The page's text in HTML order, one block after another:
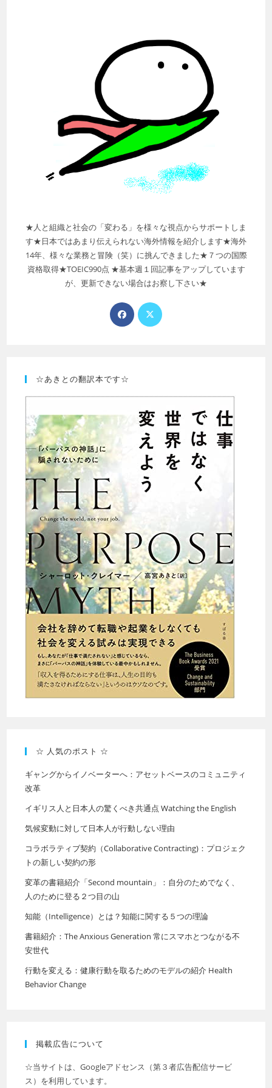
★人と組織と社会の「変わる」を様々な視点からサポートしま
す★日本ではあまり伝えられない海外情報を紹介します★海外
14年、様々な業務と冒険（笑）に挑んできました★７つの国際
資格取得★TOEIC990点 ★基本週１回記事をアップしています
が、更新できない場合はお察し下さい★
☆あきとの翻訳本です☆
☆ 人気のポスト ☆
ギャングからイノベーターへ：アセットベースのコミュニティ
改革
イギリス人と日本人の驚くべき共通点 Watching the English
気候変動に対して日本人が行動しない理由
コラボラティブ契約（Collaborative Contracting)：プロジェク
トの新しい契約の形
変革の書籍紹介「Second mountain」：自分のためでなく、
人のために登る２つ目の山
知能（Intelligence）とは？知能に関する５つの理論
書籍紹介：The Anxious Generation 常にスマホとつながる不
安世代
行動を変える：健康行動を取るためのモデルの紹介 Health
Behavior Change
掲載広告について
☆当サイトは、Googleアドセンス（第３者広告配信サービ
ス）を利用しています。